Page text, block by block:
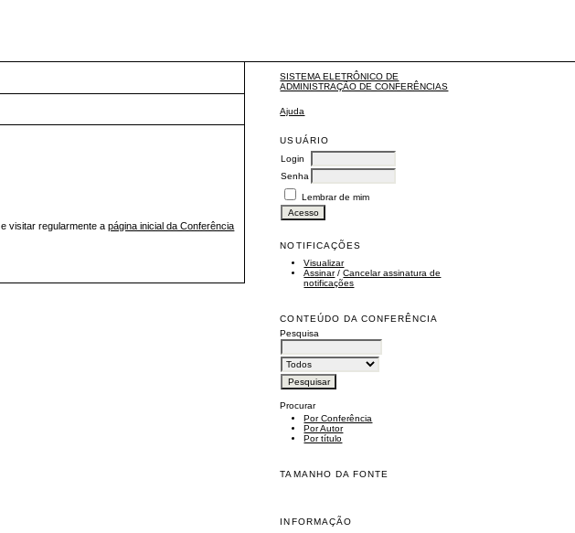
SISTEMA ELETRÔNICO DE
ADMINISTRAÇÃO DE CONFERÊNCIAS
Ajuda
USUÁRIO
Login
Senha
Lembrar de mim
NOTIFICAÇÕES
Visualizar
Assinar/Cancelar assinatura de
notificações
CONTEÚDO DA CONFERÊNCIA
Pesquisa
Procurar
Por Conferência
Por Autor
Por título
TAMANHO DA FONTE
INFORMAÇÃO
, e visitar regularmente apágina inicial da Conferência